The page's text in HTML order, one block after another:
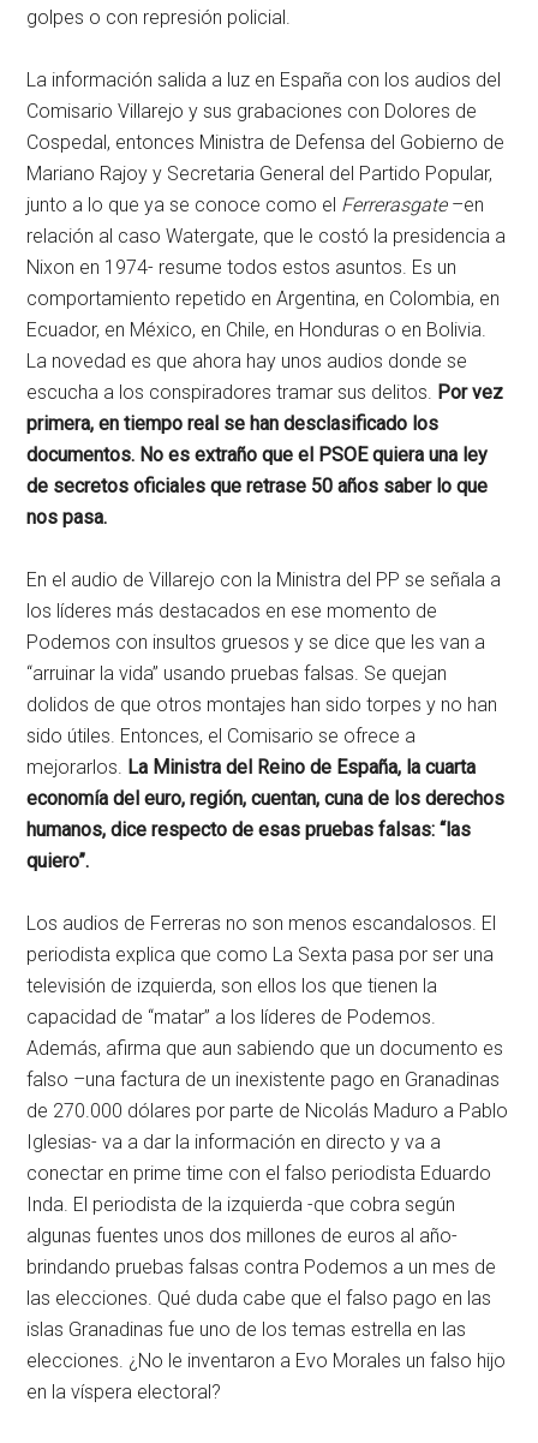
golpes o con represión policial.
La información salida a luz en España con los audios del
Comisario Villarejo y sus grabaciones con Dolores de
Cospedal, entonces Ministra de Defensa del Gobierno de
Mariano Rajoy y Secretaria General del Partido Popular,
junto a lo que ya se conoce como el Ferrerasgate–en
relación al caso Watergate, que le costó la presidencia a
Nixon en 1974- resume todos estos asuntos. Es un
comportamiento repetido en Argentina, en Colombia, en
Ecuador, en México, en Chile, en Honduras o en Bolivia.
La novedad es que ahora hay unos audios donde se
escucha a los conspiradores tramar sus delitos. Por vez
primera, en tiempo real se han desclasificado los
documentos. No es extraño que el PSOE quiera una ley
de secretos oficiales que retrase 50 años saber lo que
nos pasa.
En el audio de Villarejo con la Ministra del PP se señala a
los líderes más destacados en ese momento de
Podemos con insultos gruesos y se dice que les van a
“arruinar la vida” usando pruebas falsas. Se quejan
dolidos de que otros montajes han sido torpes y no han
sido útiles. Entonces, el Comisario se ofrece a
mejorarlos. La Ministra del Reino de España, la cuarta
economía del euro, región, cuentan, cuna de los derechos
humanos, dice respecto de esas pruebas falsas: “las
quiero”.
Los audios de Ferreras no son menos escandalosos. El
periodista explica que como La Sexta pasa por ser una
televisión de izquierda, son ellos los que tienen la
capacidad de “matar” a los líderes de Podemos.
Además, afirma que aun sabiendo que un documento es
falso –una factura de un inexistente pago en Granadinas
de 270.000 dólares por parte de Nicolás Maduro a Pablo
Iglesias- va a dar la información en directo y va a
conectar en prime time con el falso periodista Eduardo
Inda. El periodista de la izquierda -que cobra según
algunas fuentes unos dos millones de euros al año-
brindando pruebas falsas contra Podemos a un mes de
las elecciones. Qué duda cabe que el falso pago en las
islas Granadinas fue uno de los temas estrella en las
elecciones. ¿No le inventaron a Evo Morales un falso hijo
en la víspera electoral?